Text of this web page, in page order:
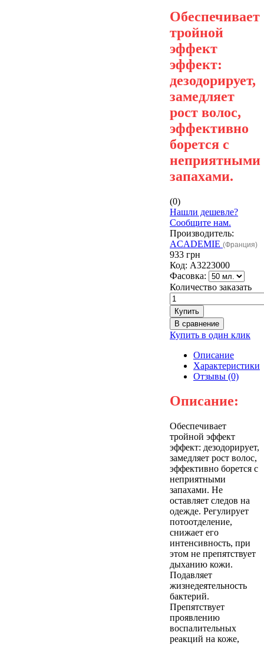
Обеспечивает
тройной
эффект
эффект:
дезодорирует,
замедляет
рост волос,
эффективно
борется с
неприятными
запахами.
(0)
Нашли дешевле?
Сообщите нам.
Производитель:
ACADEMIE (Франция)
933 грн
Код: A3223000
Фасовка:
Количество заказать
Купить в один клик
Описание
Характеристики
Отзывы (0)
Описание:
Обеспечивает
тройной эффект
эффект: дезодорирует,
замедляет рост волос,
эффективно борется с
неприятными
запахами. Не
оставляет следов на
одежде. Регулирует
потоотделение,
снижает его
интенсивность, при
этом не препятствует
дыханию кожи.
Подавляет
жизнедеятельность
бактерий.
Препятствует
проявлению
воспалительных
реакций на коже,